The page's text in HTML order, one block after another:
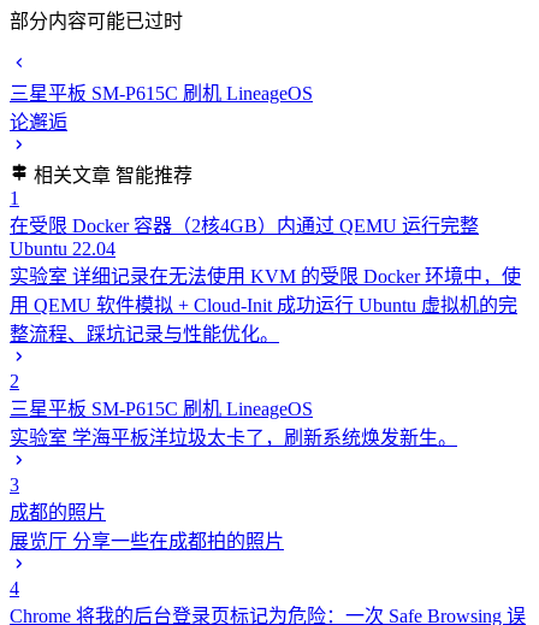
部分内容可能已过时
三星平板 SM-P615C 刷机 LineageOS
论邂逅
相关文章 智能推荐
1
在受限 Docker 容器（2核4GB）内通过 QEMU 运行完整
Ubuntu 22.04
实验室 详细记录在无法使用 KVM 的受限 Docker 环境中，使
用 QEMU 软件模拟 + Cloud-Init 成功运行 Ubuntu 虚拟机的完
整流程、踩坑记录与性能优化。
2
三星平板 SM-P615C 刷机 LineageOS
实验室 学海平板洋垃圾太卡了，刷新系统焕发新生。
3
成都的照片
展览厅 分享一些在成都拍的照片
4
Chrome 将我的后台登录页标记为危险：一次 Safe Browsing 误